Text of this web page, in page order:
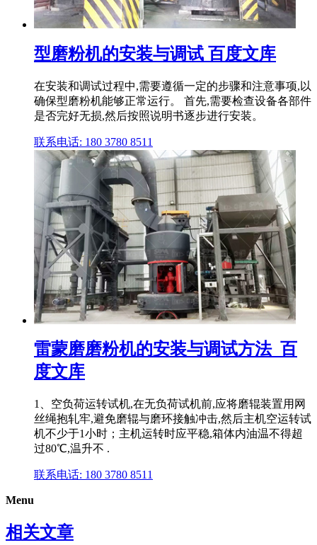
型磨粉机的安装与调试 百度文库
在安装和调试过程中,需要遵循一定的步骤和注意事项,以
确保型磨粉机能够正常运行。 首先,需要检查设备各部件
是否完好无损,然后按照说明书逐步进行安装。
联系电话: 180 3780 8511
雷蒙磨磨粉机的安装与调试方法_百
度文库
1、空负荷运转试机,在无负荷试机前,应将磨辊装置用网
丝绳抱轧牢,避免磨辊与磨环接触冲击,然后主机空运转试
机不少于1小时；主机运转时应平稳,箱体内油温不得超
过80℃,温升不 .
联系电话: 180 3780 8511
Menu
相关文章